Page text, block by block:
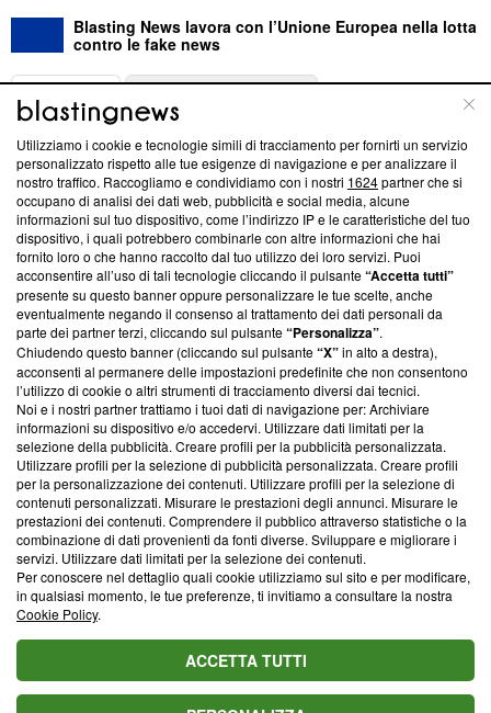
Blasting News lavora con l’Unione Europea nella lotta
contro le fake news
ABOUT
Questa sezione offre informazioni trasparenti su Blasting
News, sui nostri processi editoriali e su come ci impegniamo a
creare news di qualità. Inoltre, afferma la nostra aderenza a
‘Trust Project - News with Integrity’Blasting News non è
ancora membro del programma, ma ha richiesto di farne
parte; Trust Project non ha ancora effettuato una verifica di
conformità agli standard.
Su di noi
Team editoriale
Corporate
Redazione
Informativa Privacy
Cookie Policy
Blasting SA, IDI CHE-247.845.224, Via Carlo Frasca, 3 - 6900
Lugano (Svizzera) Tel:+39 0690258937
© 2026 Blasting News
Utilizziamo i cookie e tecnologie simili di tracciamento per fornirti un servizio
personalizzato rispetto alle tue esigenze di navigazione e per analizzare il
nostro traffico. Raccogliamo e condividiamo con i nostri 1624partner che si
occupano di analisi dei dati web, pubblicità e social media, alcune
informazioni sul tuo dispositivo, come l’indirizzo IP e le caratteristiche del tuo
dispositivo, i quali potrebbero combinarle con altre informazioni che hai
fornito loro o che hanno raccolto dal tuo utilizzo dei loro servizi. Puoi
acconsentire all’uso di tali tecnologie cliccando il pulsante“Accetta tutti”
presente su questo banner oppure personalizzare le tue scelte, anche
eventualmente negando il consenso al trattamento dei dati personali da
parte dei partner terzi, cliccando sul pulsante“Personalizza”.
Chiudendo questo banner (cliccando sul pulsante“X”in alto a destra),
acconsenti al permanere delle impostazioni predefinite che non consentono
l’utilizzo di cookie o altri strumenti di tracciamento diversi dai tecnici.
Noi e i nostri partner trattiamo i tuoi dati di navigazione per: Archiviare
informazioni su dispositivo e/o accedervi. Utilizzare dati limitati per la
selezione della pubblicità. Creare profili per la pubblicità personalizzata.
Utilizzare profili per la selezione di pubblicità personalizzata. Creare profili
per la personalizzazione dei contenuti. Utilizzare profili per la selezione di
contenuti personalizzati. Misurare le prestazioni degli annunci. Misurare le
prestazioni dei contenuti. Comprendere il pubblico attraverso statistiche o la
combinazione di dati provenienti da fonti diverse. Sviluppare e migliorare i
servizi. Utilizzare dati limitati per la selezione dei contenuti.
Per conoscere nel dettaglio quali cookie utilizziamo sul sito e per modificare,
in qualsiasi momento, le tue preferenze, ti invitiamo a consultare la nostra
Cookie Policy.
ACCETTA TUTTI